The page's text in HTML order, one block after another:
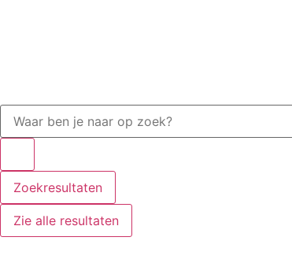
Zoekresultaten
Zie alle resultaten